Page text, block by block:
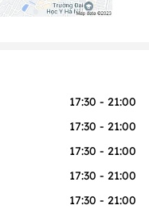
17:30 - 21:00
17:30 - 21:00
17:30 - 21:00
17:30 - 21:00
17:30 - 21:00